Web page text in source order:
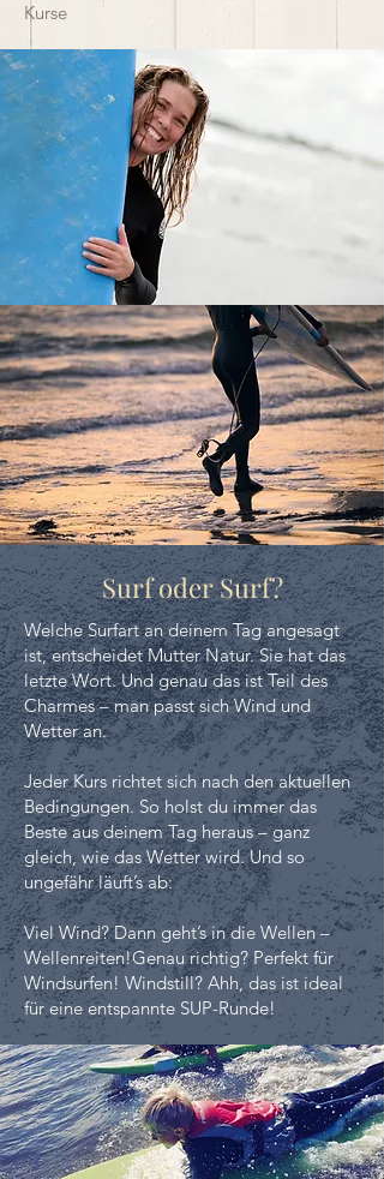
Kurse
Surf oder Surf?
Welche Surfart an deinem Tag angesagt
ist, entscheidet Mutter Natur. Sie hat das
letzte Wort. Und genau das ist Teil des
Charmes – man passt sich Wind und
Wetter an.
Jeder Kurs richtet sich nach den aktuellen
Bedingungen. So holst du immer das
Beste aus deinem Tag heraus – ganz
gleich, wie das Wetter wird. Und so
ungefähr läuft’s ab:
Viel Wind? Dann geht’s in die Wellen –
Wellenreiten!Genau richtig? Perfekt für
Windsurfen! Windstill? Ahh, das ist ideal
für eine entspannte SUP-Runde!